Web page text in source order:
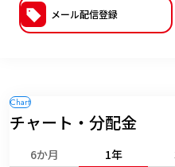
議決権行使について
メール配信登録
チャート・分配金
6か月 1年